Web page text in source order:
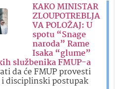
KAKO MINISTAR
ZLOUPOTREBLJA
VA POLOŽAJ: U
spotu “Snage
naroda” Rame
Isaka “glume”
službenika FMUP-a
da će FMUP provesti
disciplinski postupak